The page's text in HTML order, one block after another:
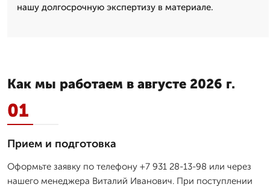
нашу долгосрочную экспертизу в материале.
Как мы работаем в августе 2026 г.
01
Прием и подготовка
Оформьте заявку по телефону +7 931 28-13-98 или через
нашего менеджера Виталий Иванович. При поступлении